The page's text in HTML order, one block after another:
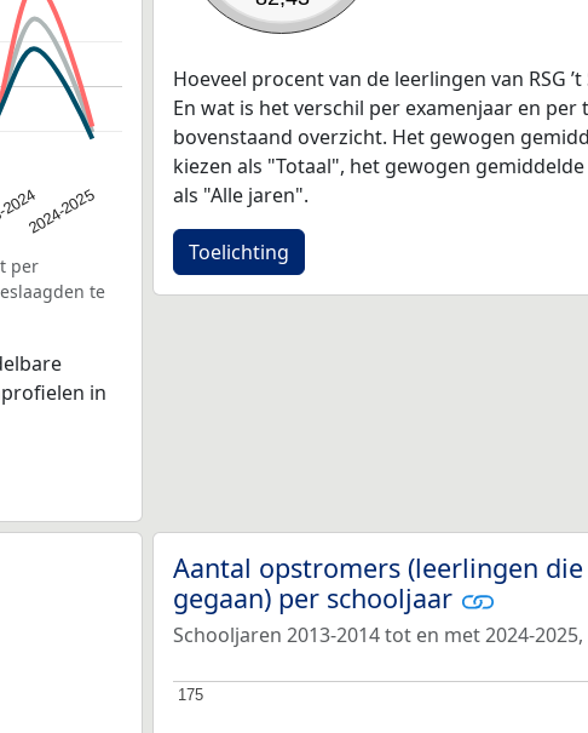
2024-2025
per
te
in
Hoeveel procent van de leerlingen van RSG
En wat is het verschil per examenjaar en per
bovenstaand overzicht. Het gewogen
kiezen als "Totaal", het gewogen
als "Alle jaren".
Toelichting
Aantal opstromers (leerlingen
gegaan) per schooljaar
Schooljaren 2013-2014 tot en met 2024-2025,
175
175